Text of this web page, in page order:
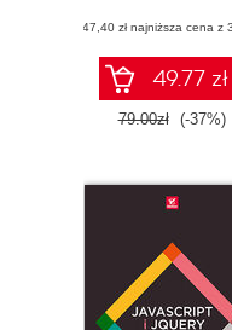
(47,40 zł najniższa cena z
49.77 zł
79.00zł (-37%)